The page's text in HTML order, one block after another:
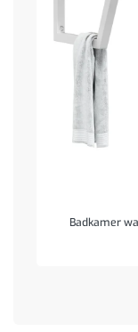
Badkamer